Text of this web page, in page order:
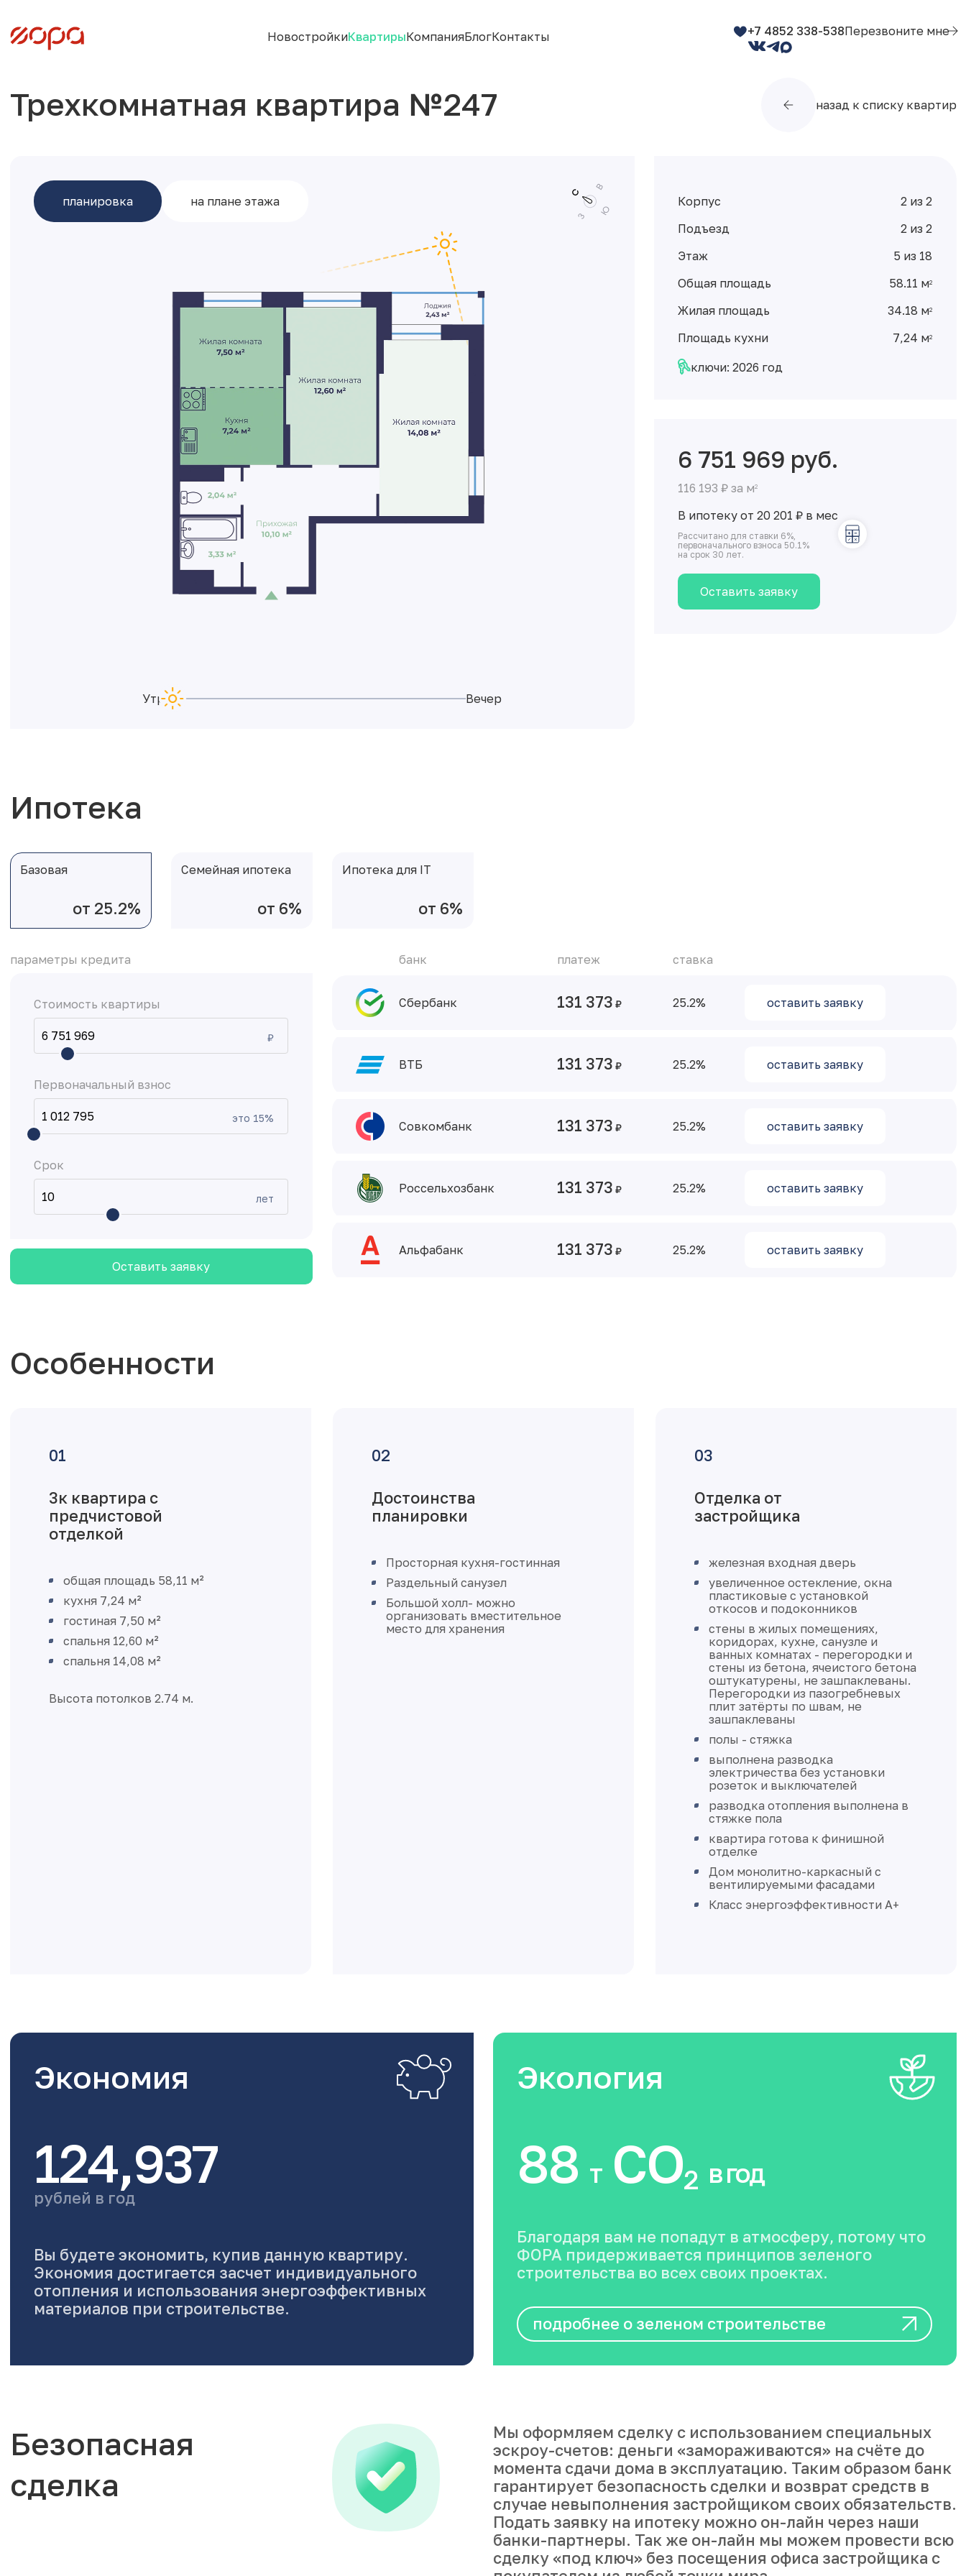
НовостройкиКвартирыКомпанияБлогКонтакты +7 4852 338-538Перезвоните мне
Трехкомнатная квартира №247 назад к списку квартир
планировка на плане этажа
Утро Вечер
Корпус
2 из 2
Подъезд
2 из 2
Этаж
5 из 18
Общая площадь
58.11 м2
Жилая площадь 34.18 м2
Площадь кухни 7,24 м2
ключи: 2026 год
6 751 969 руб.
116 193 ₽ за м2
В ипотеку от 20 201₽ в мес
Рассчитано для ставки 6%,
первоначального взноса 50.1%
на срок 30 лет.
Оставить заявку
Ипотека
Базовая
от 25.2%
Семейная ипотека
от 6%
Ипотека для IT
от 6%
параметры кредита
Стоимость квартиры
₽
Первоначальный взнос
это 15%
Срок
лет
Оставить заявку
банк платеж ставка
Сбербанк 131 373 25.2 оставить заявку
ВТБ 131 373 25.2 оставить заявку
Совкомбанк 131 373 25.2 оставить заявку
Россельхозбанк 131 373 25.2 оставить заявку
Альфабанк 131 373 25.2 оставить заявку
Особенности
3к квартира с
предчистовой
отделкой
общая площадь 58,11 м²
кухня 7,24 м²
гостиная 7,50 м²
спальня 12,60 м²
спальня 14,08 м²
Высота потолков 2.74 м.
Достоинства
планировки
Просторная кухня-гостинная
Раздельный санузел
Большой холл- можно
организовать вместительное
место для хранения
Отделка от
застройщика
железная входная дверь
увеличенное остекление, окна
пластиковые с установкой
откосов и подоконников
стены в жилых помещениях,
коридорах, кухне, санузле и
ванных комнатах - перегородки и
стены из бетона, ячеистого бетона
оштукатурены, не зашпаклеваны.
Перегородки из пазогребневых
плит затёрты по швам, не
зашпаклеваны
полы - стяжка
выполнена разводка
электричества без установки
розеток и выключателей
разводка отопления выполнена в
стяжке пола
квартира готова к финишной
отделке
Дом монолитно-каркасный с
вентилируемыми фасадами
Класс энергоэффективности А+
Экономия
124,937
рублей в год
Вы будете экономить, купив данную квартиру.
Экономия достигается засчет индивидуального
отопления и использования энергоэффективных
материалов при строительстве.
Экология
88 тCO2 в год
Благодаря вам не попадут в атмосферу, потому что
ФОРА придерживается принципов зеленого
строительства во всех своих проектах.
подробнее о зеленом строительстве
Безопасная
сделка
Мы оформляем сделку с использованием специальных
эскроу-счетов: деньги «замораживаются» на счёте до
момента сдачи дома в эксплуатацию. Таким образом банк
гарантирует безопасность сделки и возврат средств в
случае невыполнения застройщиком своих обязательств.
Подать заявку на ипотеку можно он-лайн через наши
банки-партнеры. Так же он-лайн мы можем провести всю
сделку «под ключ» без посещения офиса застройщика с